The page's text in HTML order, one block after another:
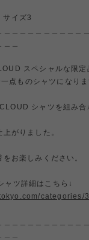
イズ3
スペシャルな限定
点ものシャツになりま
シャツを組み合
がりました。
お楽しみください。
ツ詳細はこちら↓
categories/